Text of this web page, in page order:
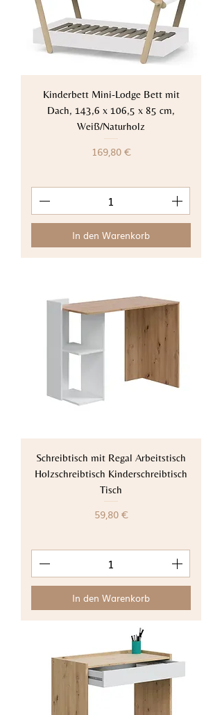
Kinderbett Mini-Lodge Bett mit
Dach, 143,6 x 106,5 x 85 cm,
Weiß/Naturholz
Preis
169,80 €
In den Warenkorb
Schreibtisch mit Regal Arbeitstisch
Holzschreibtisch Kinderschreibtisch
Tisch
Preis
59,80 €
In den Warenkorb